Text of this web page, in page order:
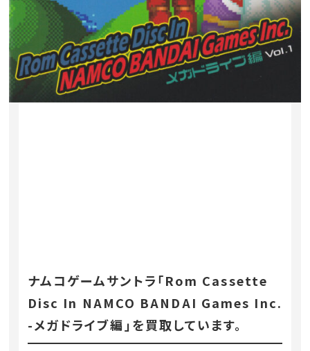
ナムコゲームサントラ「Rom Cassette
Disc In NAMCO BANDAI Games Inc.
-メガドライブ編」を買取しています。